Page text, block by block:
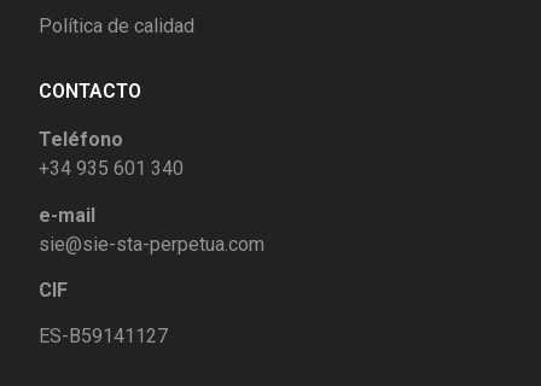
Política de calidad
CONTACTO
Teléfono
+34 935 601 340
e-mail
sie@sie-sta-perpetua.com
CIF
ES-B59141127